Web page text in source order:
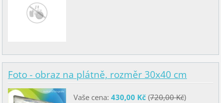
Foto - obraz na plátně, rozměr 30x40 cm
Vaše cena: 430,00 Kč(720,00 Kč)